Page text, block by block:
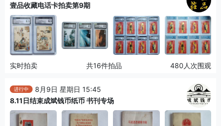
壹品收藏电话卡拍卖第9期
实时拍卖 共16件拍品 480人次围观
进行中
8月9日 星期日 15:45
8.11日结束成斌钱币纸币 书刊专场